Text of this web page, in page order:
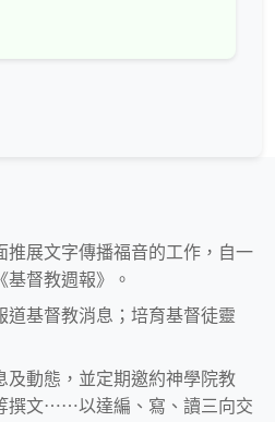
推展文字傳播福音的工作，自一
基督教週報》。
道基督教消息；培育基督徒靈
及動態，並定期邀約神學院教
撰文⋯⋯以達編、寫、讀三向交